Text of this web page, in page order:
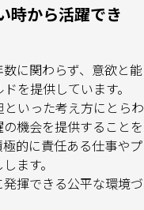
時から活躍でき
に関わらず、意欲と能
を提供しています。
いった考え方にとらわ
機会を提供することを
的に責任ある仕事やプ
ます。
揮できる公平な環境づ